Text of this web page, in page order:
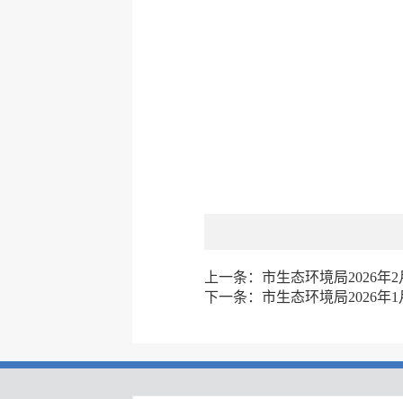
上一条： 市生态环境局2026年
下一条： 市生态环境局2026年